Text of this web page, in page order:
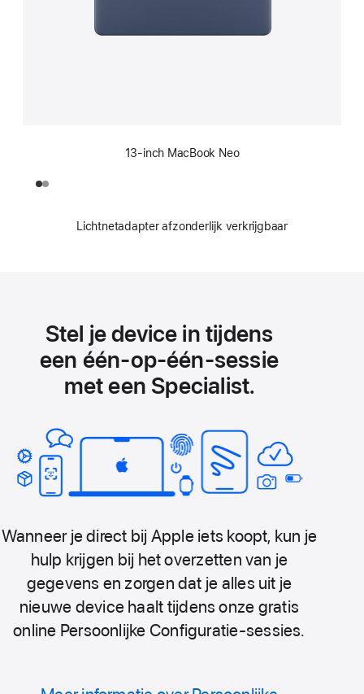
13‑inch MacBook Neo
Lichtnetadapter afzonderlijk verkrijgbaar
Stel je device in tijdens
een één‑op‑één-sessie
met een Specialist.
Wanneer je direct bij Apple iets koopt, kun je
hulp krijgen bij het overzetten van je
gegevens en zorgen dat je alles uit je
nieuwe device haalt tijdens onze gratis
online Persoonlijke Configuratie-sessies.